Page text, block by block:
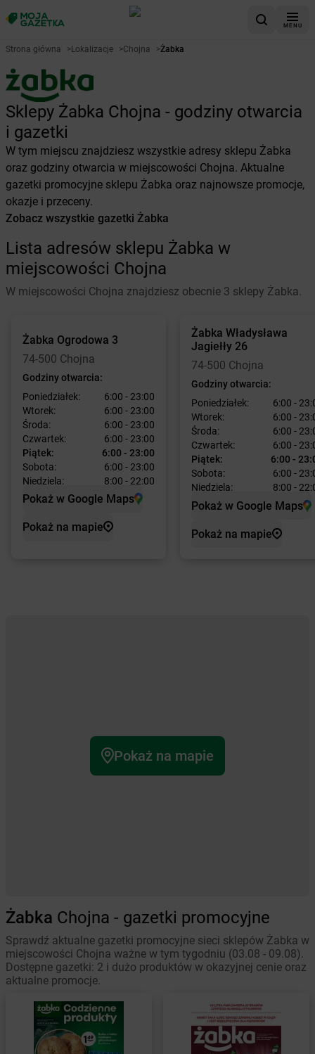
MENU
Strona główna >Lokalizacje >Chojna >Żabka
Sklepy Żabka Chojna - godziny otwarcia
i gazetki
W tym miejscu znajdziesz wszystkie adresy sklepu Żabka
oraz godziny otwarcia w miejscowości Chojna. Aktualne
gazetki promocyjne sklepu Żabka oraz najnowsze promocje,
okazje i przeceny.
Zobacz wszystkie gazetki Żabka
Lista adresów sklepu Żabka w
miejscowości Chojna
W miejscowości Chojna znajdziesz obecnie 3 sklepy Żabka.
Żabka Ogrodowa 3
74-500 Chojna
Godziny otwarcia:
Poniedziałek:
6:00 - 23:00
Wtorek:
6:00 - 23:00
Środa:
6:00 - 23:00
Czwartek:
6:00 - 23:00
Piątek:
6:00 - 23:00
Sobota:
6:00 - 23:00
Niedziela:
8:00 - 22:00
Pokaż w Google Maps
Pokaż na mapie
Żabka Władysława
Jagiełły 26
74-500 Chojna
Godziny otwarcia:
Poniedziałek:
6:00 -
Wtorek:
6:00 -
Środa:
6:00 -
Czwartek:
6:00 -
Piątek:
6:00 -
Sobota:
6:00 -
Niedziela:
8:00 -
Pokaż w Google Maps
Pokaż na mapie
Pokaż na mapie
Żabka Chojna - gazetki promocyjne
Sprawdź aktualne gazetki promocyjne sieci sklepów Żabka w
miejscowości Chojna ważne w tym tygodniu (03.08 - 09.08).
Dostępne gazetki: 2 i dużo produktów w okazyjnej cenie oraz
aktualne promocje.